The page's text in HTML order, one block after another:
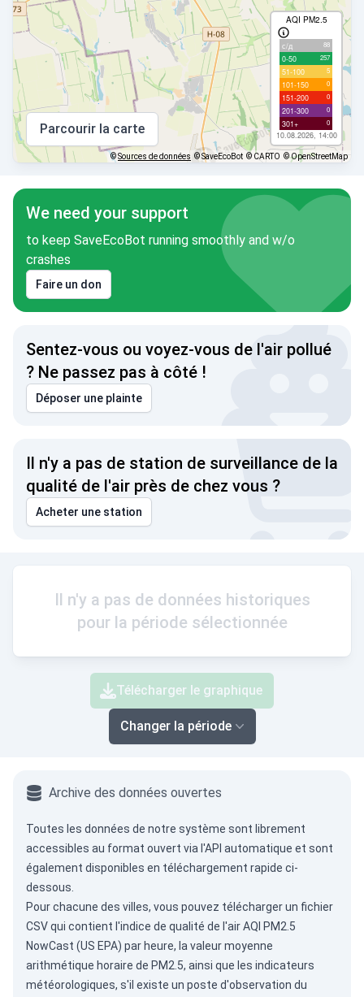
AQI PM2.5
с/д 88
0-50 257
51-100 5
101-150 0
151-200 0
201-300 0
301+ 0
10.08.2026, 14:00
Parcourir la carte
©Sources de données © SaveEcoBot © CARTO © OpenStreetMap
We need your support
to keep SaveEcoBot running smoothly and w/o
crashes
Faire un don
Sentez-vous ou voyez-vous de l'air pollué
? Ne passez pas à côté !
Déposer une plainte
Il n'y a pas de station de surveillance de la
qualité de l'air près de chez vous ?
Acheter une station
Il n'y a pas de données historiques
pour la période sélectionnée
Télécharger le graphique
Changer la période
Archive des données ouvertes
Toutes les données de notre système sont librement
accessibles au format ouvert via l'API automatique et sont
également disponibles en téléchargement rapide ci-
dessous.
Pour chacune des villes, vous pouvez télécharger un fichier
CSV qui contient l'indice de qualité de l'air AQI PM2.5
NowCast (US EPA) par heure, la valeur moyenne
arithmétique horaire de PM2.5, ainsi que les indicateurs
météorologiques, s'il existe un poste d'observation du